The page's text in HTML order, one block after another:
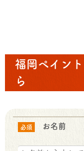
福岡ペイン
ら
必須 お名前